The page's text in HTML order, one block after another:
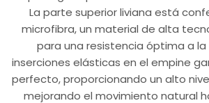
La parte superior liviana está
microfibra, un material de alta
para una resistencia óptima a la
inserciones elásticas en el empine
perfecto, proporcionando un alto
mejorando el movimiento natural